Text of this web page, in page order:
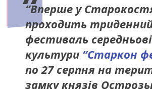
“Вперше у
проходить
фестиваль
культури “Старкон
по 27 серпня на
замку князів